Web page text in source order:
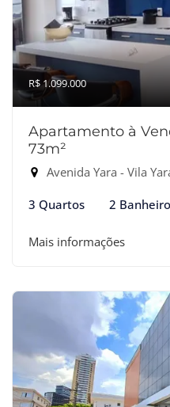
R$ 1.099.000
Apartamento à
73m²
Avenida Yara - Vila
3 Quartos 2
Mais informações